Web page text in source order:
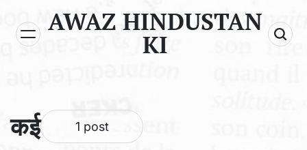
content
AWAZ HINDUSTAN
KI
कई 1 post